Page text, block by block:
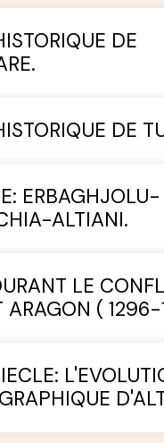
DE
DE
ERBAGHJOLU-
ALTIANI.
LE
ARAGON ( 1296-